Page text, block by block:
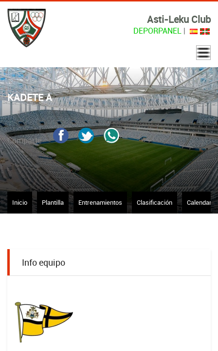
Asti-Leku Club
DEPORPANEL |
KADETE A
Comparte
Inicio Plantilla Entrenamientos Clasificación Calendario
Info equipo